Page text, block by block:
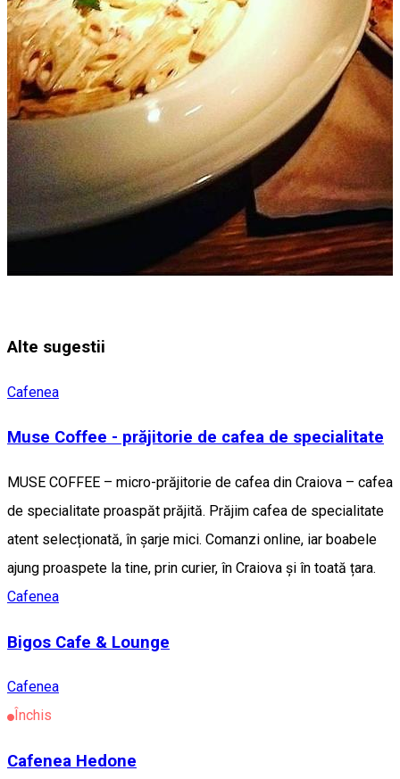
Alte sugestii
Cafenea
Muse Coffee - prăjitorie de cafea de specialitate
MUSE COFFEE – micro-prăjitorie de cafea din Craiova – cafea
de specialitate proaspăt prăjită. Prăjim cafea de specialitate
atent selecționată, în șarje mici. Comanzi online, iar boabele
ajung proaspete la tine, prin curier, în Craiova și în toată țara.
Cafenea
Bigos Cafe & Lounge
Cafenea
Închis
Cafenea Hedone